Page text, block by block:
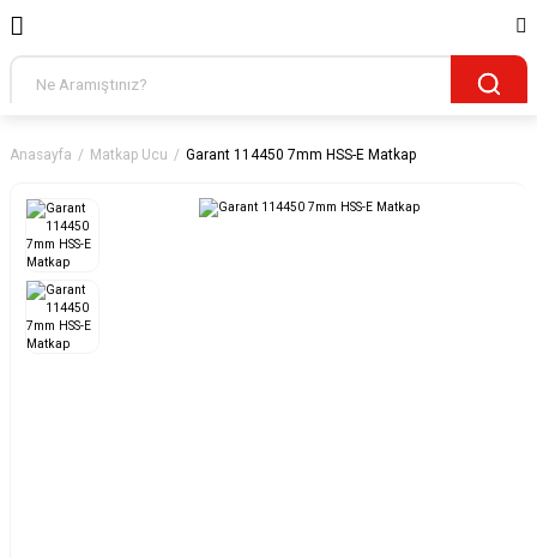
Anasayfa Matkap Ucu Garant 114450 7mm HSS-E Matkap